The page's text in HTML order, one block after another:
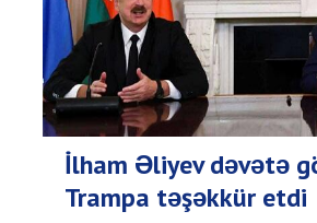
İlham Əliyev dəvətə
Trampa təşəkkür etdi